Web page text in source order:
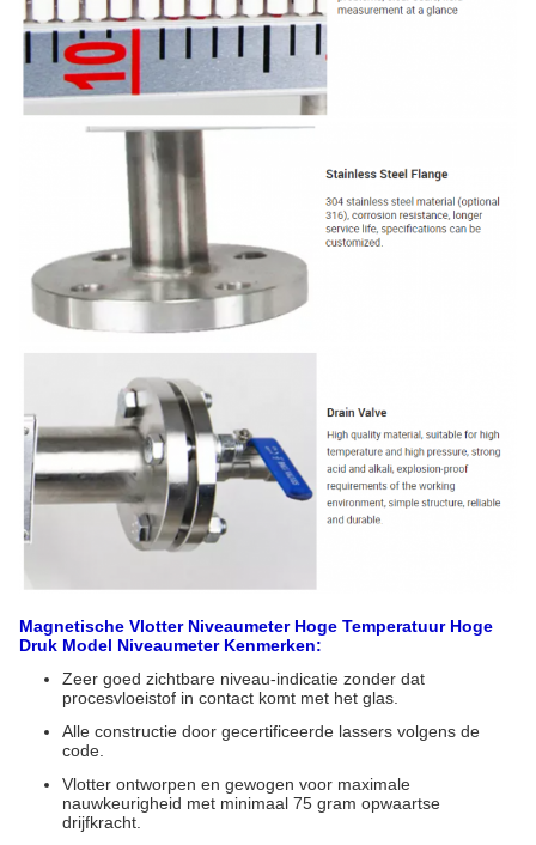
Magnetische Vlotter Niveaumeter Hoge Temperatuur Hoge
Druk Model Niveaumeter Kenmerken:
Zeer goed zichtbare niveau-indicatie zonder dat
procesvloeistof in contact komt met het glas.
Alle constructie door gecertificeerde lassers volgens de
code.
Vlotter ontworpen en gewogen voor maximale
nauwkeurigheid met minimaal 75 gram opwaartse
drijfkracht.